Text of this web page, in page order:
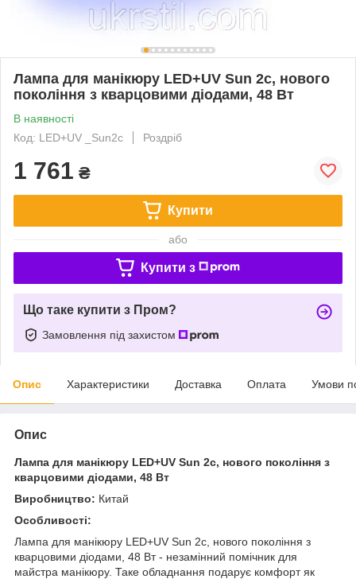
Лампа для манікюру LED+UV Sun 2с, нового
покоління з кварцовими діодами, 48 Вт
В наявності
Код: LED+UV _Sun2с
Роздріб
1 761 ₴
Купити
або
Купити з
Що таке купити з Пром?
Замовлення під захистом
Опис Характеристики Доставка Оплата Умови
Опис
Лампа для манікюру LED+UV Sun 2с, нового покоління з
кварцовими діодами, 48 Вт
Виробництво: Китай
Особливості:
Лампа для манікюру LED+UV Sun 2с, нового покоління з
кварцовими діодами, 48 Вт - незамінний помічник для
майстра манікюру. Таке обладнання подарує комфорт як